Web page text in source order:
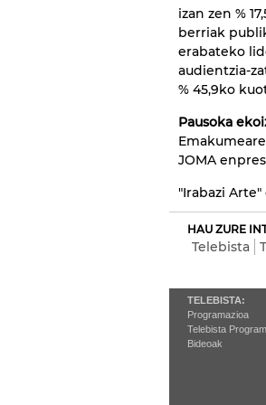
izan zen %
berriak
erabateko
audientzia-
% 45,9ko
Pausoka
JOMA
"Irabazi
HAU ZURE
Telebista
TELEBISTA:
Programazioa
Telebista
Bideoak